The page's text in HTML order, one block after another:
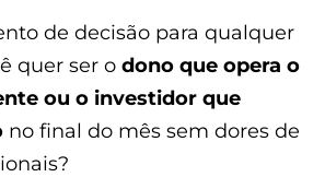
de decisão para qualquer
quer ser o dono que opera o
ou o investidor que
no final do mês sem dores de